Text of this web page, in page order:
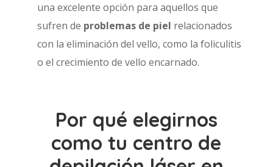
una excelente opción para aquellos que
sufren de problemas de piel relacionados
con la eliminación del vello, como la foliculitis
o el crecimiento de vello encarnado.
Por qué elegirnos
como tu centro de